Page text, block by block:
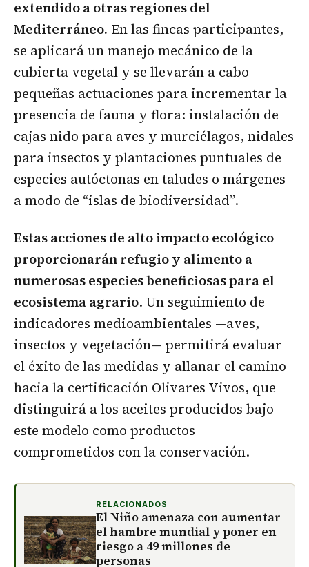
extendido a otras regiones del
Mediterráneo. En las fincas participantes,
se aplicará un manejo mecánico de la
cubierta vegetal y se llevarán a cabo
pequeñas actuaciones para incrementar la
presencia de fauna y flora: instalación de
cajas nido para aves y murciélagos, nidales
para insectos y plantaciones puntuales de
especies autóctonas en taludes o márgenes
a modo de “islas de biodiversidad”.
Estas acciones de alto impacto ecológico
proporcionarán refugio y alimento a
numerosas especies beneficiosas para el
ecosistema agrario. Un seguimiento de
indicadores medioambientales —aves,
insectos y vegetación— permitirá evaluar
el éxito de las medidas y allanar el camino
hacia la certificación Olivares Vivos, que
distinguirá a los aceites producidos bajo
este modelo como productos
comprometidos con la conservación.
RELACIONADOS
El Niño amenaza con aumentar
el hambre mundial y poner en
riesgo a 49 millones de
personas